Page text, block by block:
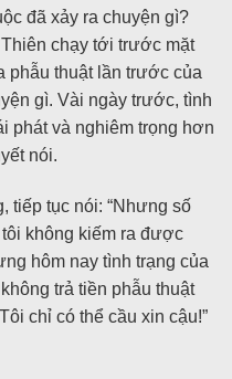
đã xảy ra chuyện gì?
chạy tới trước mặt
phẫu thuật lần trước của
gì. Vài ngày trước, tình
phát và nghiêm trọng hơn
nói.
tiếp tục nói: “Nhưng số
không kiếm ra được
hôm nay tình trạng của
trả tiền phẫu thuật
chỉ có thể cầu xin cậu!”